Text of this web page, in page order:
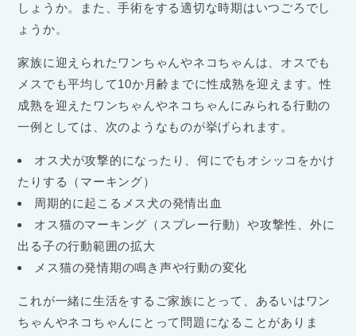
しょうか。また、手術をする適切な時期はいつごろでし
ょうか。
家族に迎えられたワンちゃんやネコちゃんは、オスでも
メスでも平均して10か月齢までに性成熟を迎えます。性
成熟を迎えたワンちゃんやネコちゃんにみられる行動の
一例としては、次のようなものが挙げられます。
オス犬が攻撃的になったり、何にでもオシッコをかけ
たりする（マーキング）
周期的に起こるメス犬の発情出血
オス猫のマーキング（スプレー行動）や攻撃性、外に
出る子の行動範囲の拡大
メス猫の発情期の鳴き声や行動の変化
これが一緒に生活をするご家族にとって、あるいはワン
ちゃんやネコちゃんにとって問題になることがありま